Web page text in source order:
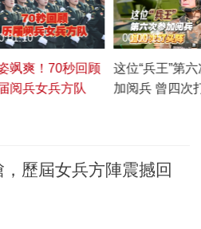
飒爽！70秒回顾
阅兵女兵方队
这位“兵王”第
加阅兵 曾四次
00:00:15
歷屆女兵方陣震撼回